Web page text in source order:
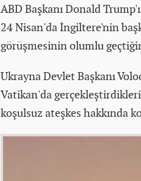
ABD Başkanı Donald
24 Nisan'da İngiltere'nin
görüşmesinin olumlu
Ukrayna Devlet Başkanı
Vatikan'da
koşulsuz ateşkes hakkında